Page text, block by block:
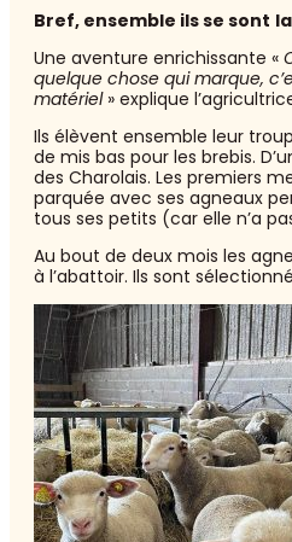
Bref, ensemble ils se sont
Une aventure enrichissante «
quelque chose qui marque,
matériel» explique
Ils élèvent ensemble leur
de mis bas pour les brebis.
des Charolais. Les premiers
parquée avec ses agneaux
tous ses petits (car elle n’a
Au bout de deux mois les
à l’abattoir. Ils sont